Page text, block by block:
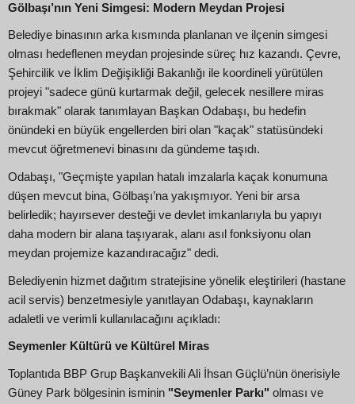
Gölbaşı’nın Yeni Simgesi: Modern Meydan Projesi
Belediye binasının arka kısmında planlanan ve ilçenin simgesi
olması hedeflenen meydan projesinde süreç hız kazandı. Çevre,
Şehircilik ve İklim Değişikliği Bakanlığı ile koordineli yürütülen
projeyi "sadece günü kurtarmak değil, gelecek nesillere miras
bırakmak" olarak tanımlayan Başkan Odabaşı, bu hedefin
önündeki en büyük engellerden biri olan "kaçak" statüsündeki
mevcut öğretmenevi binasını da gündeme taşıdı.
Odabaşı, "Geçmişte yapılan hatalı imzalarla kaçak konumuna
düşen mevcut bina, Gölbaşı’na yakışmıyor. Yeni bir arsa
belirledik; hayırsever desteği ve devlet imkanlarıyla bu yapıyı
daha modern bir alana taşıyarak, alanı asıl fonksiyonu olan
meydan projemize kazandıracağız" dedi.
Belediyenin hizmet dağıtım stratejisine yönelik eleştirileri (hastane
acil servis) benzetmesiyle yanıtlayan Odabaşı, kaynakların
adaletli ve verimli kullanılacağını açıkladı:
Seymenler Kültürü ve Kültürel Miras
Toplantıda BBP Grup Başkanvekili Ali İhsan Güçlü’nün önerisiyle
Güney Park bölgesinin isminin "Seymenler Parkı" olması ve